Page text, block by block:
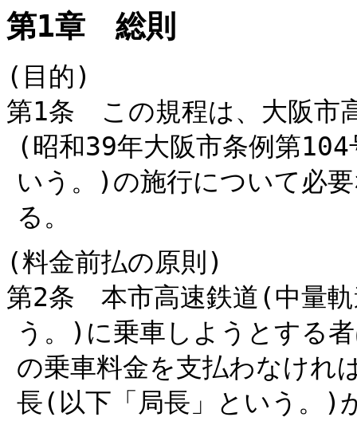
第1章 総則
(目的)
第1条 この規程は、大阪市
(昭和39年大阪市条例第
いう。)の施行について必
る。
(料金前払の原則)
第2条 本市高速鉄道(中量軌
う。)に乗車しようとする
の乗車料金を支払わなけれ
長(以下「局長」という。)